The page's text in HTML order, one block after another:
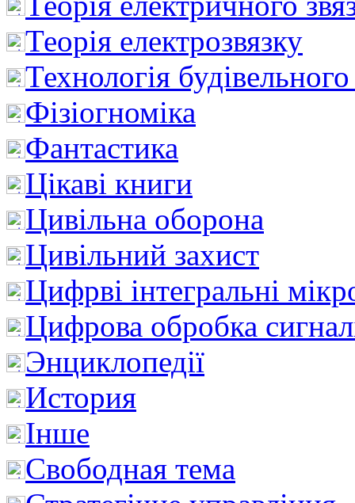
Теорія електрозвязку
Технологія
Фізіогноміка
Фантастика
Цікаві книги
Цивільна оборона
Цивільний захист
Цифрві інтегральні
Цифрова обробка
Энциклопедії
История
Інше
Свободная тема